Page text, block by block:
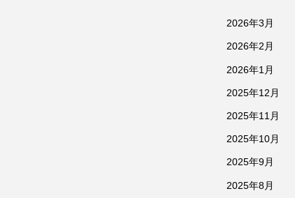
2026年3月
2026年2月
2026年1月
2025年12月
2025年11月
2025年10月
2025年9月
2025年8月